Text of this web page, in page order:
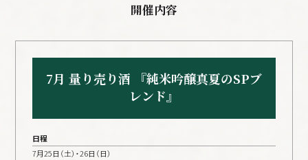
開催内容
7月 量り売り酒 『純米吟醸真夏のSPブ
レンド』
日程
7月25日（土）・26日（日）